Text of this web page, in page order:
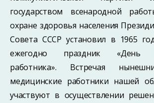
государством всенародной
охране здоровья населения
Совета СССР установил в 1965
ежегодно праздник «День
работника». Встречая
медицинские работники нашей
участвуют в осуществлении